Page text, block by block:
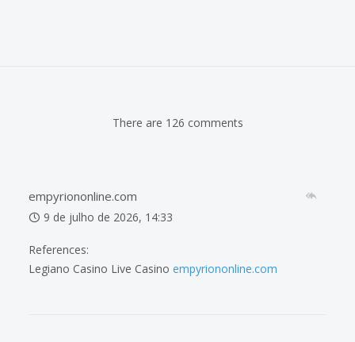
There are 126 comments
empyriononline.com
9 de julho de 2026, 14:33
References:
Legiano Casino Live Casino empyriononline.com